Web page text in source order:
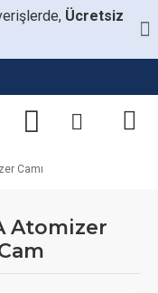
Ücretsiz
Camı
Atomizer